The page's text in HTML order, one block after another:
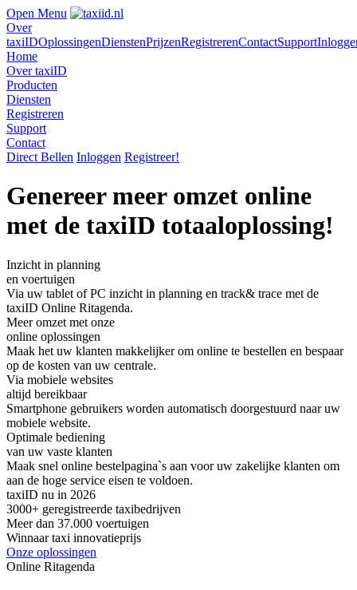
Open Menu
Over
taxiIDOplossingenDienstenPrijzenRegistrerenContactSupport
Home
Over taxiID
Producten
Diensten
Registreren
Support
Contact
Direct Bellen Inloggen Registreer!
Genereer meer omzet online
met de taxiID totaaloplossing!
Inzicht in planning
en voertuigen
Via uw tablet of PC inzicht in planning en track& trace met de
taxiID Online Ritagenda.
Meer omzet met onze
online oplossingen
Maak het uw klanten makkelijker om online te bestellen en bespaar
op de kosten van uw centrale.
Via mobiele websites
altijd bereikbaar
Smartphone gebruikers worden automatisch doorgestuurd naar uw
mobiele website.
Optimale bediening
van uw vaste klanten
Maak snel online bestelpagina`s aan voor uw zakelijke klanten om
aan de hoge service eisen te voldoen.
taxiID nu in 2026
3000+ geregistreerde taxibedrijven
Meer dan 37.000 voertuigen
Winnaar taxi innovatieprijs
Onze oplossingen
Online Ritagenda